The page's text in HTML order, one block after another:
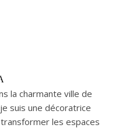
la charmante ville de
suis une décoratrice
les espaces